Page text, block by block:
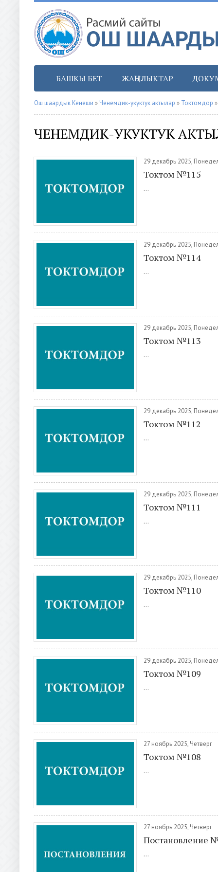
БАШКЫ БЕТ ЖАҢЫЛЫКТАР
Ош шаардык Кеңеши » Ченемдик-укуктук актылар » Токтомдор
ЧЕНЕМДИК-УКУКТУК
29 декабрь 2025,
Токтом №115
...
29 декабрь 2025,
Токтом №114
...
29 декабрь 2025,
Токтом №113
...
29 декабрь 2025,
Токтом №112
...
29 декабрь 2025,
Токтом №111
...
29 декабрь 2025,
Токтом №110
...
29 декабрь 2025,
Токтом №109
...
27 ноябрь 2025, Четверг
Токтом №108
...
27 ноябрь 2025, Четверг
Постановление
...